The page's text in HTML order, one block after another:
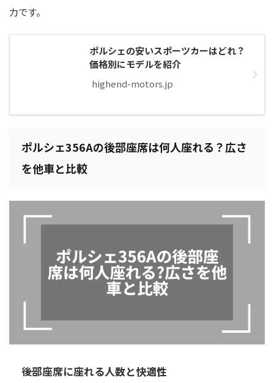
力です。
ポルシェの安いスポーツカーはどれ？
価格別にモデルを紹介
highend-motors.jp
ポルシェ356Aの後部座席は何人座れる？広さ
を他車と比較
後部座席に座れる人数と快適性